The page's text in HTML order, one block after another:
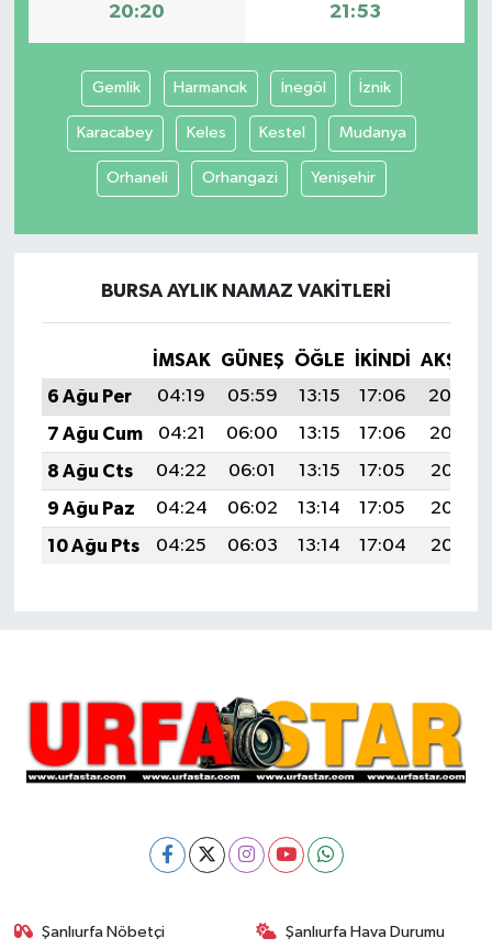
20:20 21:53
Gemlik Harmancık İnegöl İznik
Karacabey Keles Kestel Mudanya
Orhaneli Orhangazi Yenişehir
BURSA AYLIK NAMAZ VAKITLERI
İMSAK GÜNEŞ ÖĞLE İKINDI
AKŞAM
6 Ağu Per
04:19 05:59 13:15 17:06
20:20
7 Ağu Cum
04:21 06:00 13:15 17:06
20:19
8 Ağu Cts
04:22 06:01 13:15 17:05
20:18
9 Ağu Paz
04:24 06:02 13:14 17:05
20:17
10 Ağu Pts
04:25 06:03 13:14 17:04 20:16
Şanlıurfa Nöbetçi
Şanlıurfa Hava Durumu